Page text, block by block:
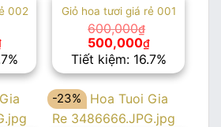
002
Giá
hiện
tại
là:
500,000₫.
Giỏ hoa tươi giá rẻ 001
600,000₫
Giá
gốc
là:
600,000₫.
500,000₫Giá
hiện
tại
là:
500,000₫.
Tiết kiệm: 16.7%
-23%